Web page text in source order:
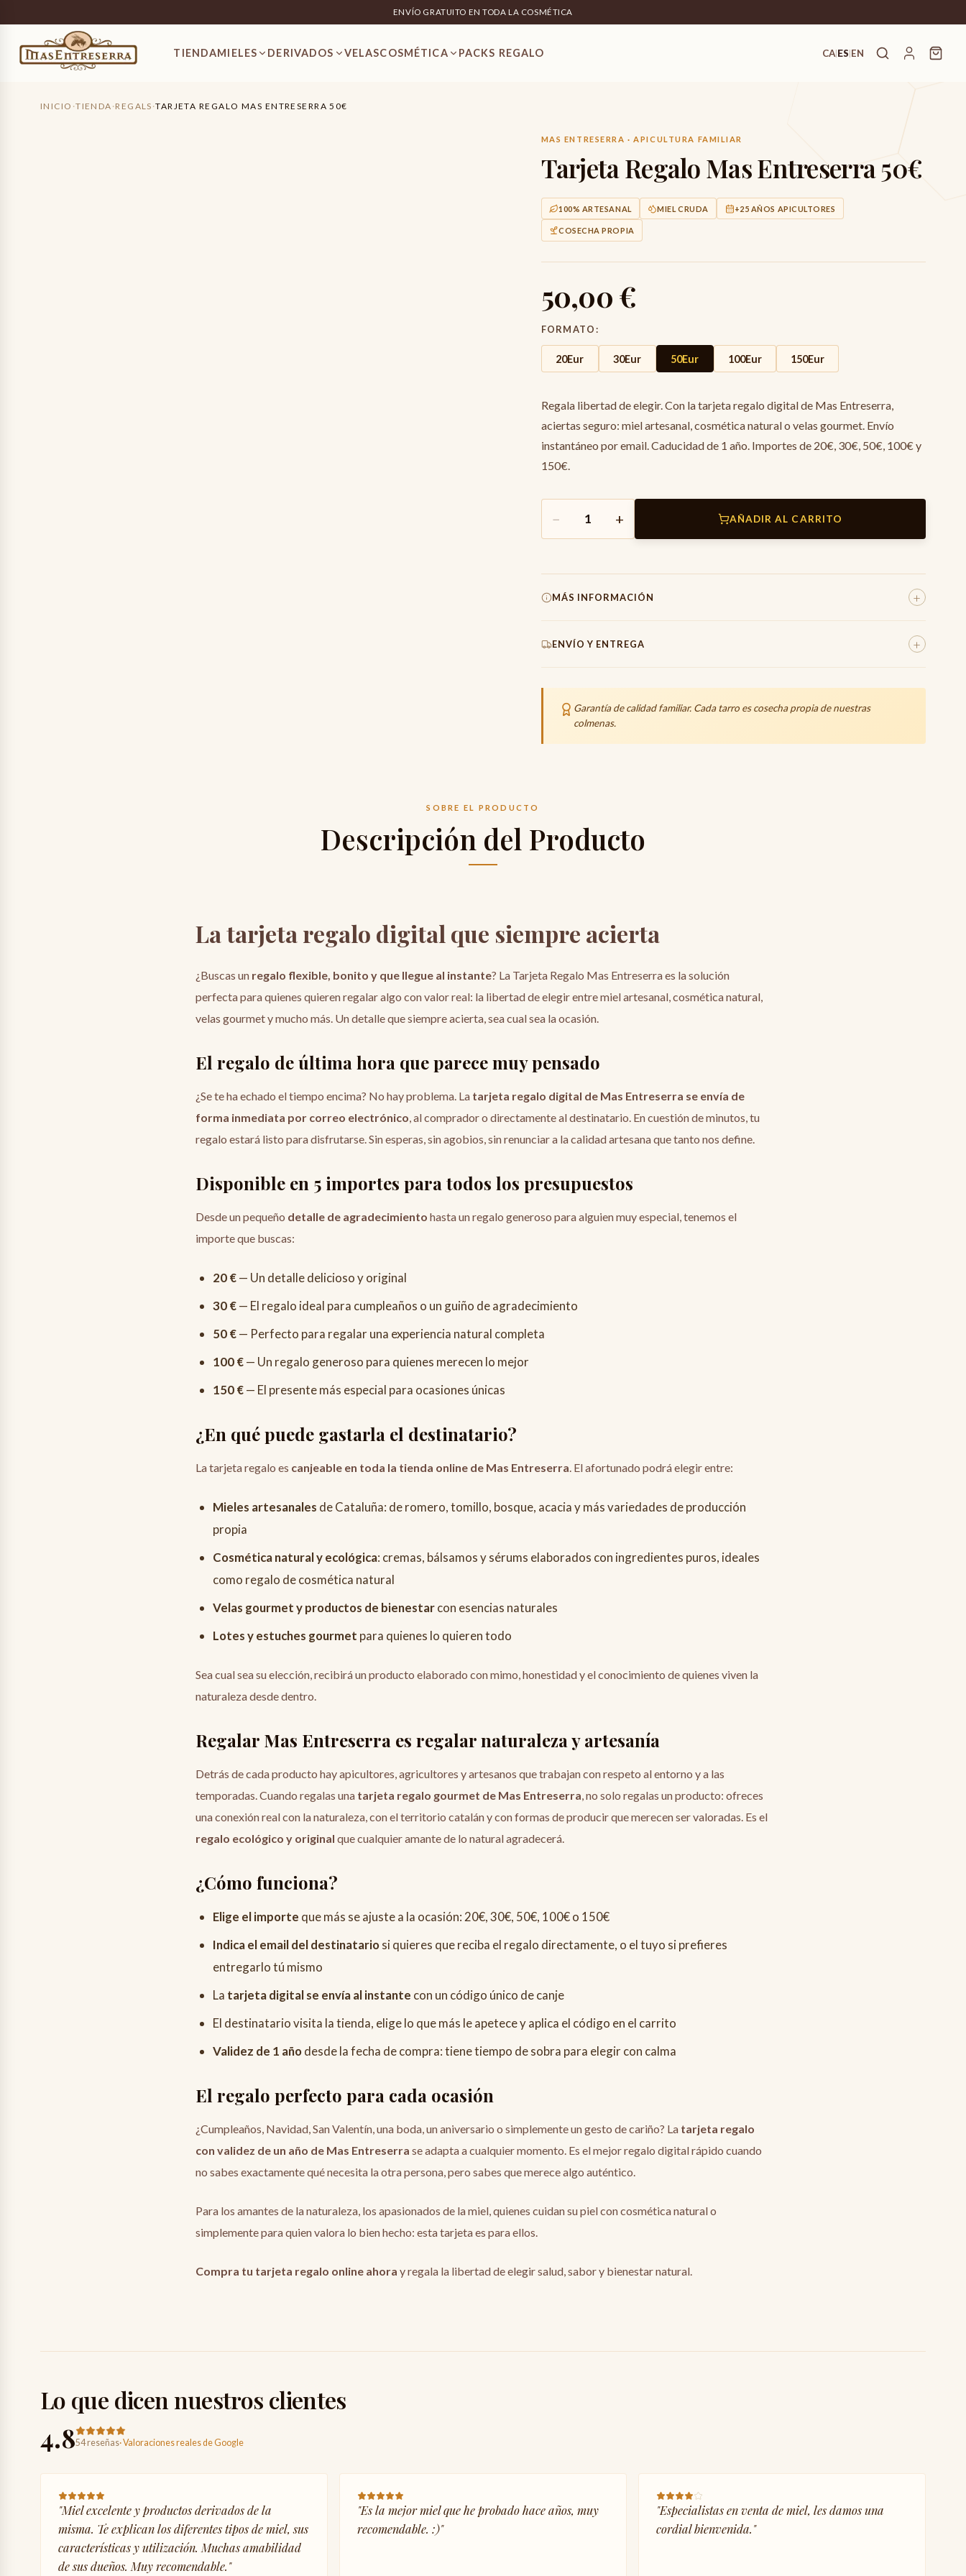
ENVÍO GRATUITO EN TODA LA COSMÉTICA
TIENDAMIELES DERIVADOS VELASCOSMÉTICA PACKS REGALO CA|ES|EN
INICIO ·TIENDA ·REGALS ·TARJETA REGALO MAS ENTRESERRA 50€
MAS ENTRESERRA · APICULTURA FAMILIAR
Tarjeta Regalo Mas Entreserra 50€
100% ARTESANAL MIEL CRUDA +25 AÑOS APICULTORES
COSECHA PROPIA
50,00 €
FORMATO:
20Eur 30Eur 50Eur 100Eur 150Eur
Regala libertad de elegir. Con la tarjeta regalo digital de Mas Entreserra,
aciertas seguro: miel artesanal, cosmética natural o velas gourmet. Envío
instantáneo por email. Caducidad de 1 año. Importes de 20€, 30€, 50€, 100€ y
150€.
− 1 + AÑADIR AL CARRITO
MÁS INFORMACIÓN +
Peso Total0g
ENVÍO Y ENTREGA +
Instant Shipping
Garantía de calidad familiar. Cada tarro es cosecha propia de nuestras
colmenas.
SOBRE EL PRODUCTO
Descripción del Producto
La tarjeta regalo digital que siempre acierta
¿Buscas un regalo flexible, bonito y que llegue al instante? La Tarjeta Regalo Mas Entreserra es la solución
perfecta para quienes quieren regalar algo con valor real: la libertad de elegir entre miel artesanal, cosmética natural,
velas gourmet y mucho más. Un detalle que siempre acierta, sea cual sea la ocasión.
El regalo de última hora que parece muy pensado
¿Se te ha echado el tiempo encima? No hay problema. La tarjeta regalo digital de Mas Entreserra se envía de
forma inmediata por correo electrónico, al comprador o directamente al destinatario. En cuestión de minutos, tu
regalo estará listo para disfrutarse. Sin esperas, sin agobios, sin renunciar a la calidad artesana que tanto nos define.
Disponible en 5 importes para todos los presupuestos
Desde un pequeño detalle de agradecimiento hasta un regalo generoso para alguien muy especial, tenemos el
importe que buscas:
20 €— Un detalle delicioso y original
30 €— El regalo ideal para cumpleaños o un guiño de agradecimiento
50 €— Perfecto para regalar una experiencia natural completa
100 €— Un regalo generoso para quienes merecen lo mejor
150 €— El presente más especial para ocasiones únicas
¿En qué puede gastarla el destinatario?
La tarjeta regalo es canjeable en toda la tienda online de Mas Entreserra. El afortunado podrá elegir entre:
Mieles artesanales de Cataluña: de romero, tomillo, bosque, acacia y más variedades de producción
propia
Cosmética natural y ecológica: cremas, bálsamos y sérums elaborados con ingredientes puros, ideales
como regalo de cosmética natural
Velas gourmet y productos de bienestarcon esencias naturales
Lotes y estuches gourmet para quienes lo quieren todo
Sea cual sea su elección, recibirá un producto elaborado con mimo, honestidad y el conocimiento de quienes viven la
naturaleza desde dentro.
Regalar Mas Entreserra es regalar naturaleza y artesanía
Detrás de cada producto hay apicultores, agricultores y artesanos que trabajan con respeto al entorno y a las
temporadas. Cuando regalas una tarjeta regalo gourmet de Mas Entreserra, no solo regalas un producto: ofreces
una conexión real con la naturaleza, con el territorio catalán y con formas de producir que merecen ser valoradas. Es el
regalo ecológico y original que cualquier amante de lo natural agradecerá.
¿Cómo funciona?
Elige el importe que más se ajuste a la ocasión: 20€, 30€, 50€, 100€ o 150€
Indica el email del destinatariosi quieres que reciba el regalo directamente, o el tuyo si prefieres
entregarlo tú mismo
La tarjeta digital se envía al instante con un código único de canje
El destinatario visita la tienda, elige lo que más le apetece y aplica el código en el carrito
Validez de 1 añodesde la fecha de compra: tiene tiempo de sobra para elegir con calma
El regalo perfecto para cada ocasión
¿Cumpleaños, Navidad, San Valentín, una boda, un aniversario o simplemente un gesto de cariño? La tarjeta regalo
con validez de un año de Mas Entreserra se adapta a cualquier momento. Es el mejor regalo digital rápido cuando
no sabes exactamente qué necesita la otra persona, pero sabes que merece algo auténtico.
Para los amantes de la naturaleza, los apasionados de la miel, quienes cuidan su piel con cosmética natural o
simplemente para quien valora lo bien hecho: esta tarjeta es para ellos.
Compra tu tarjeta regalo online ahora y regala la libertad de elegir salud, sabor y bienestar natural.
Lo que dicen nuestros clientes
4.854 reseñas·Valoraciones reales de Google
"Miel excelente y productos derivados de la
misma. Te explican los diferentes tipos de miel, sus
características y utilización. Muchas amabilidad
de sus dueños. Muy recomendable."
"Es la mejor miel que he probado hace años, muy
recomendable. :)"
"Especialistas en venta de miel, les damos una
cordial bienvenida."
50,00 €